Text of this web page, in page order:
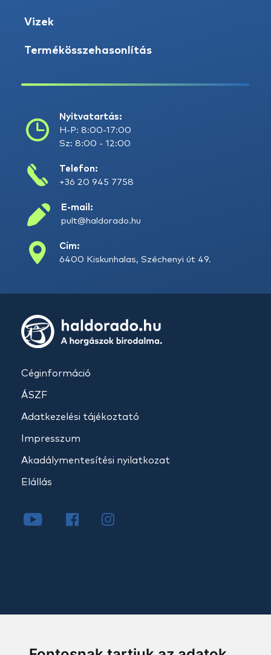
Vizek
Termékösszehasonlítás
Nyitvatartás:
H-P: 8:00-17:00
Sz: 8:00 - 12:00
Telefon:
+36 20 945 7758
E-mail:
pult@haldorado.hu
Cím:
6400 Kiskunhalas, Széchenyi út 49.
Céginformáció
ÁSZF
Adatkezelési tájékoztató
Impresszum
Akadálymentesítési nyilatkozat
Elállás